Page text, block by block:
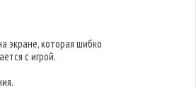
экране, которая шибко
с игрой.